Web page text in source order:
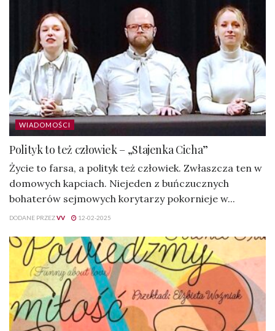
WIADOMOŚCI
Polityk to też człowiek – „Stajenka Cicha”
Życie to farsa, a polityk też człowiek. Zwłaszcza ten w
domowych kapciach. Niejeden z buńczucznych
bohaterów sejmowych korytarzy pokornieje w...
DODANE PRZEZVV 12-02-2025